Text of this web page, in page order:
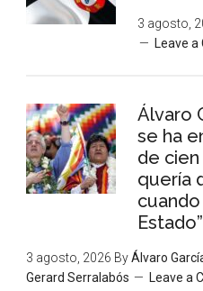
3 agosto,
Leave
Álvaro
se ha
de
quería
Estado”
3 agosto, 2026 ByÁlvaro
Gerard Serralabós
Leave a